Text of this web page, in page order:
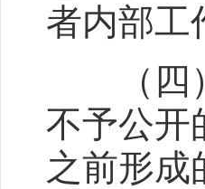
者内部工
（四）
不予公开
之前形成